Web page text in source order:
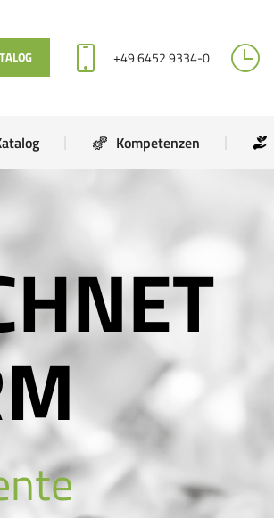
+49 6452 9334-0
Kompetenzen